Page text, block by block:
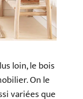
loin, le bois
On le
variées que